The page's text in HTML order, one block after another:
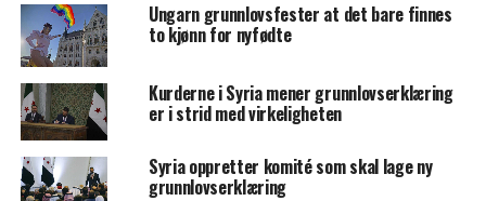
Ungarn grunnlovsfester at det bare finnes
to kjønn for nyfødte
Kurderne i Syria mener grunnlovserklæring
er i strid med virkeligheten
Syria oppretter komité som skal lage ny
grunnlovserklæring